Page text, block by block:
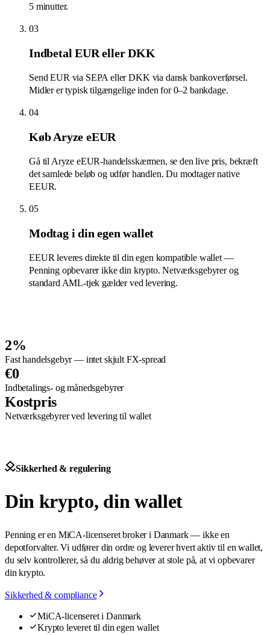
5 minutter.
03
Indbetal EUR eller DKK
Send EUR via SEPA eller DKK via dansk bankoverførsel.
Midler er typisk tilgængelige inden for 0–2 bankdage.
04
Køb Aryze eEUR
Gå til Aryze eEUR-handelsskærmen, se den live pris, bekræft
det samlede beløb og udfør handlen. Du modtager native
EEUR.
05
Modtag i din egen wallet
EEUR leveres direkte til din egen kompatible wallet —
Penning opbevarer ikke din krypto. Netværksgebyrer og
standard AML-tjek gælder ved levering.
2%
Fast handelsgebyr — intet skjult FX-spread
€0
Indbetalings- og månedsgebyrer
Kostpris
Netværksgebyrer ved levering til wallet
Sikkerhed & regulering
Din krypto, din wallet
Penning er en MiCA-licenseret broker i Danmark — ikke en
depotforvalter. Vi udfører din ordre og leverer hvert aktiv til en wallet,
du selv kontrollerer, så du aldrig behøver at stole på, at vi opbevarer
din krypto.
Sikkerhed & compliance
MiCA-licenseret i Danmark
Krypto leveret til din egen wallet